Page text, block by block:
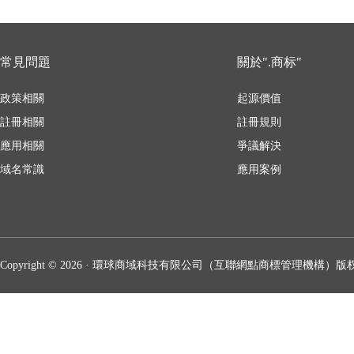
常見問題
政策相關
註冊相關
應用相關
域名常識
關於".商标"
起源價值
註冊規則
爭議解決
應用案例
Copyright © 2026 · 環球商域科技有限公司（互聯網點商標管理機構）版